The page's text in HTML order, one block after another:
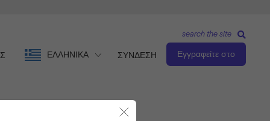
ΕΛΛΗΝΙΚΆ ΣΥΝΔΕΣΗ Εγγραφείτε στο
search the site